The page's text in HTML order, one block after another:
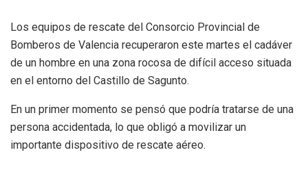
Los equipos de rescate del Consorcio Provincial de
Bomberos de Valencia recuperaron este martes el cadáver
de un hombre en una zona rocosa de difícil acceso situada
en el entorno del Castillo de Sagunto.
En un primer momento se pensó que podría tratarse de una
persona accidentada, lo que obligó a movilizar un
importante dispositivo de rescate aéreo.